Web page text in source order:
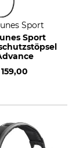
Sport
Sport
159,00